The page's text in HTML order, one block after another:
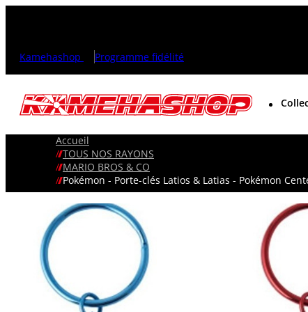
Kamehashop Programme fidélité
Accueil
TOUS NOS RAYONS
MARIO BROS & CO
Pokémon - Porte-clés Latios & Latias - Pokémon